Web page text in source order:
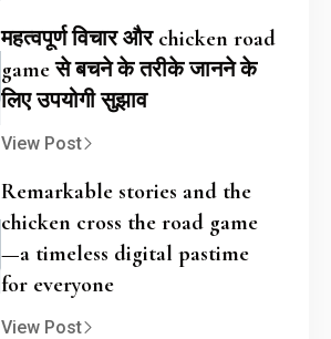
महत्वपूर्ण विचार और chicken road
game से बचने के तरीके जानने के
लिए उपयोगी सुझाव
View Post
Remarkable stories and the
chicken cross the road game
—a timeless digital pastime
for everyone
View Post